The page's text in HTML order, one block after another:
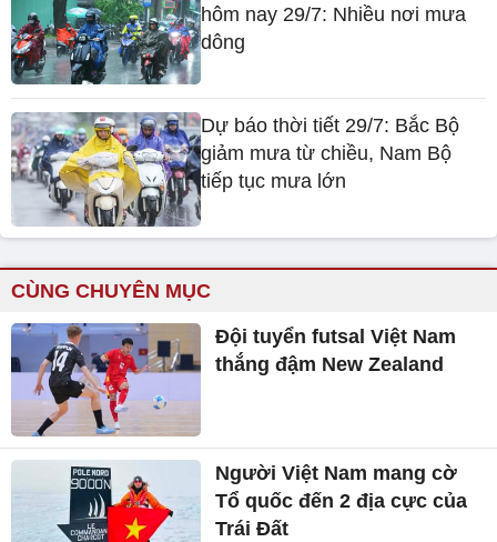
hôm nay 29/7: Nhiều nơi mưa
dông
Dự báo thời tiết 29/7: Bắc Bộ
giảm mưa từ chiều, Nam Bộ
tiếp tục mưa lớn
CÙNG CHUYÊN MỤC
Đội tuyển futsal Việt Nam
thắng đậm New Zealand
Người Việt Nam mang cờ
Tổ quốc đến 2 địa cực của
Trái Đất